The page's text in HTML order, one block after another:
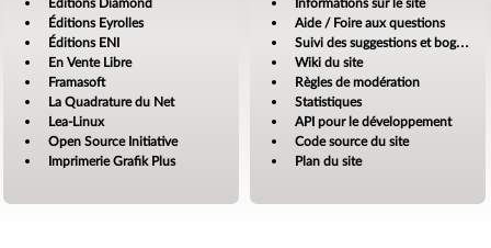
Éditions Diamond
Éditions Eyrolles
Éditions ENI
En Vente Libre
Framasoft
La Quadrature du Net
Lea-Linux
Open Source Initiative
Imprimerie Grafik Plus
Informations sur le site
Aide / Foire aux questions
Suivi des suggestions et bogues
Wiki du site
Règles de modération
Statistiques
API pour le développement
Code source du site
Plan du site